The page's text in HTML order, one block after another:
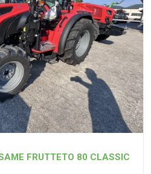
FRUTTETO 80 CLASSIC